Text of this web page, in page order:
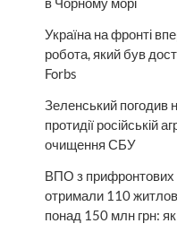
Україна на фронті
робота, який був
Forbs
Зеленський погодив
протидії російській
очищення СБУ
ВПО з прифронтових
отримали 110
понад 150 млн грн: